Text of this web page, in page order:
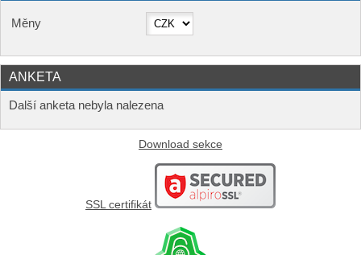
Měny
ANKETA
Další anketa nebyla nalezena
Download sekce
SSL certifikát